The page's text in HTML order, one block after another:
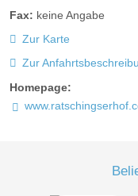
Fax: keine Angabe
Zur Karte
Zur
Homepage: